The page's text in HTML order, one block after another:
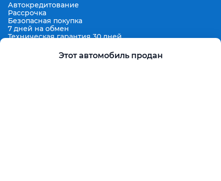
Этот автомобиль продан
Автокредитование
Рассрочка
Безопасная покупка
7 дней на обмен
Техническая гарантия 30 дней
Гарантированная цена выкупа